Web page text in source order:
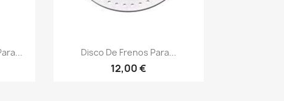
Vista rápida
Disco De Frenos Para...
12,00 €